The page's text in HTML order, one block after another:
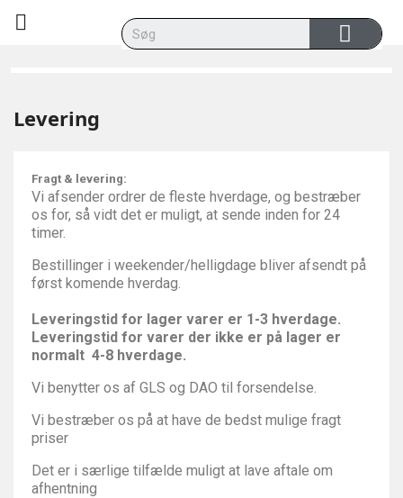

Levering
Fragt & levering:
Vi afsender ordrer de fleste hverdage, og bestræber
os for, så vidt det er muligt, at sende inden for 24
timer.
Bestillinger i weekender/helligdage bliver afsendt på
først komende hverdag.
Leveringstid for lager varer er 1-3 hverdage.
Leveringstid for varer der ikke er på lager er
normalt 4-8 hverdage.
Vi benytter os af GLS og DAO til forsendelse.
Vi bestræber os på at have de bedst mulige fragt
priser
Det er i særlige tilfælde muligt at lave aftale om
afhentning